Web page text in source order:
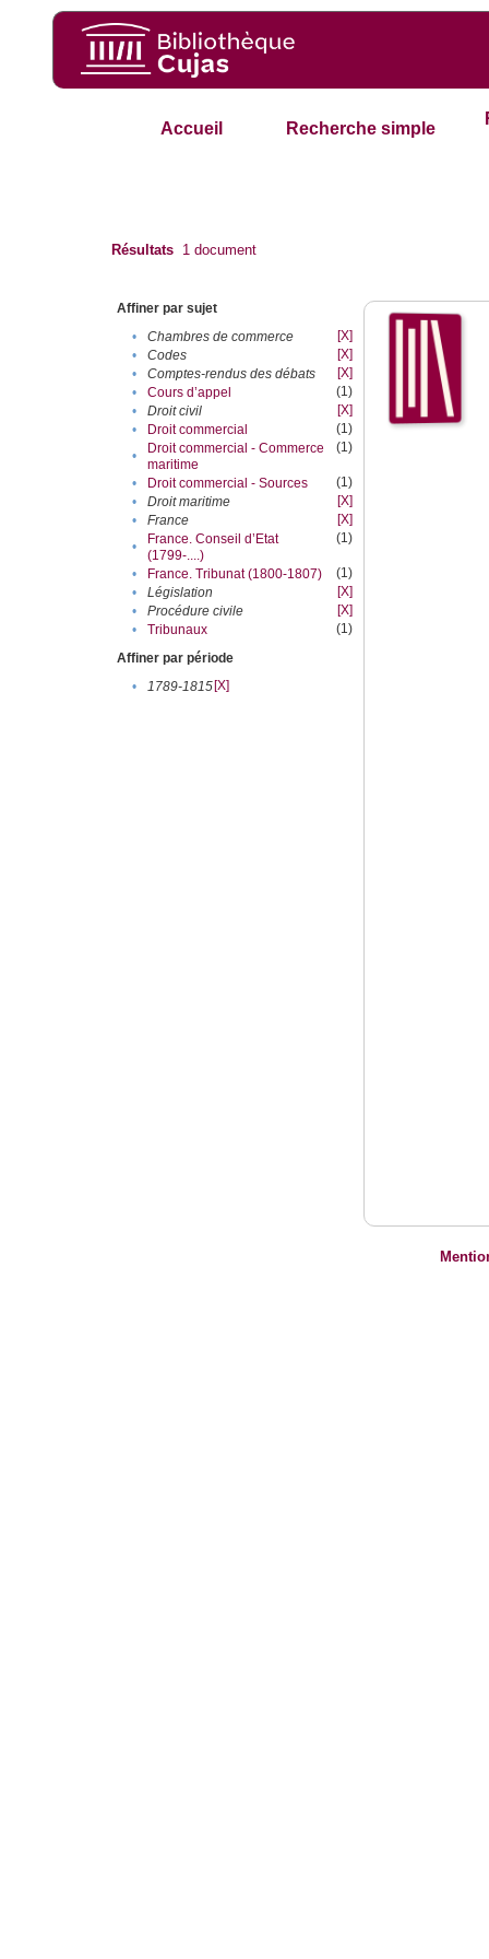
Accueil Recherche simple
Résultats 1 document
Affiner par sujet
•
Chambres de commerce
[X]
•
Codes
[X]
•
Comptes-rendus des débats
[X]
•
Cours d’appel
(1)
•
Droit civil
[X]
•
Droit commercial
(1)
•
Droit commercial - Commerce
maritime
(1)
• Droit commercial - Sources
(1)
•
Droit maritime
[X]
•
France
[X]
•
France. Conseil d’Etat
(1799-....)
(1)
• France. Tribunat (1800-1807)
(1)
•
Législation
[X]
•
Procédure civile
[X]
•
Tribunaux
(1)
Affiner par période
•
1789-1815[X]